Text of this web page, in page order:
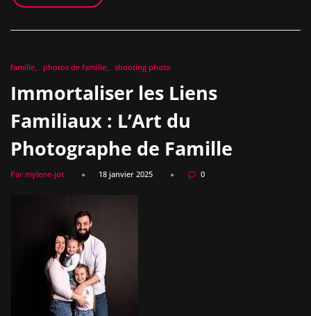
famille photos de famille shooting photo
Immortaliser les Liens
Familiaux : L’Art du
Photographe de Famille
Par mylene-jot 18 janvier 2025 0